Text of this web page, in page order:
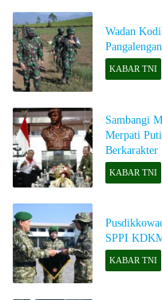
Wadan
Pangalengan
KABAR TNI
​Sambangi
Merpati
Berkarakter
KABAR TNI
SPPI
KABAR TNI